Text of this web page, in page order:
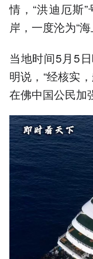
情，“洪迪厄斯
岸，一度沦为“海
当地时间5月5
明说，“经核实
在佛中国公民加